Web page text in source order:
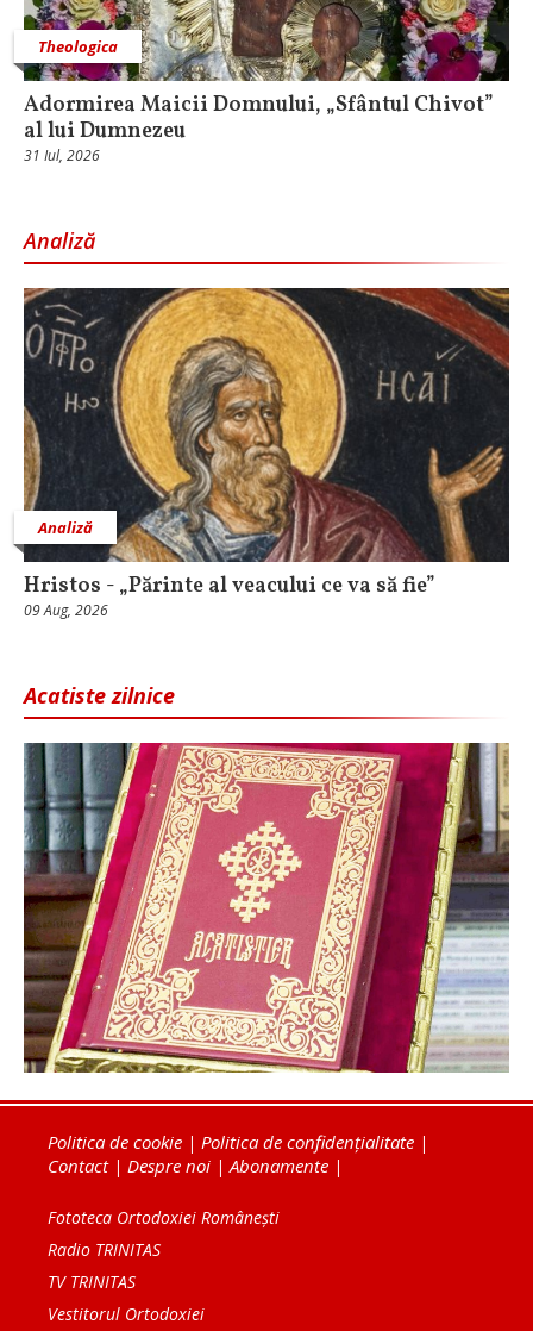
Theologica
Adormirea Maicii Domnului, „Sfântul Chivot”
al lui Dumnezeu
31 Iul, 2026
Analiză
Analiză
Hristos - „Părinte al veacului ce va să fie”
09 Aug, 2026
Acatiste zilnice
Politica de cookie | Politica de confidențialitate |
Contact| Despre noi | Abonamente |
Fototeca Ortodoxiei Românești
Radio TRINITAS
TV TRINITAS
Vestitorul Ortodoxiei